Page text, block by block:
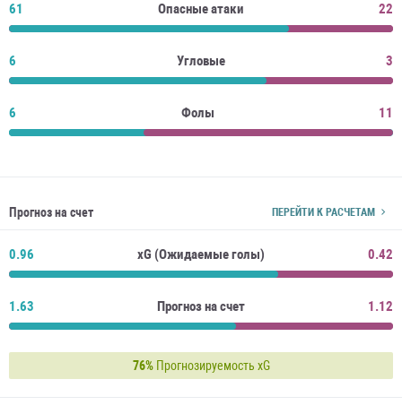
61 Опасные атаки 22
6 Угловые 3
6 Фолы 11
Прогноз на счет ПЕРЕЙТИ К РАСЧЕТАМ
0.96 xG (Ожидаемые голы) 0.42
1.63 Прогноз на счет 1.12
76%Прогнозируемость xG